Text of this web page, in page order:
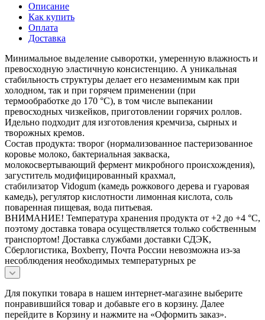
Описание
Как купить
Оплата
Доставка
Минимальное выделение сыворотки, умеренную влажность и
превосходную эластичную консистенцию. А уникальная
стабильность структуры делает его незаменимым как при
холодном, так и при горячем применении (при
термообработке до 170 °С), в том числе выпекании
превосходных чизкейков, приготовлении горячих роллов.
Идельно подходит для изготовления кремчиза, сырных и
творожных кремов.
Состав продукта: творог (нормализованное пастеризованное
коровье молоко, бактериальная закваска,
молокосвертывающий фермент микробного происхождения),
загуститель модифицированный крахмал,
стабилизатор Vidogum (камедь рожкового дерева и гуаровая
камедь), регулятор кислотности лимонная кислота, соль
поваренная пищевая, вода питьевая.
ВНИМАНИЕ! Температура хранения продукта от +2 до +4 °С,
поэтому доставка товара осуществляется только собственным
транспортом! Доставка службами доставки СДЭК,
Сберлогистика, Boxberry, Почта России невозможна из-за
несоблюдения необходимых температурных ре
Для покупки товара в нашем интернет-магазине выберите
понравившийся товар и добавьте его в корзину. Далее
перейдите в Корзину и нажмите на «Оформить заказ».